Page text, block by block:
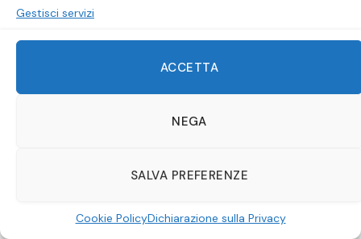
Gestisci servizi
ACCETTA
NEGA
SALVA PREFERENZE
Cookie PolicyDichiarazione sulla Privacy
Civilization VI, costruisco con i LEGO e mi
un’animazione ben fatta o a discutere per ore
sulla ship giusta… allora sei nel posto giusto.